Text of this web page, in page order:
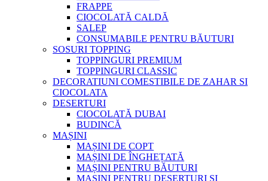
FRAPPE
CIOCOLATĂ CALDĂ
SALEP
CONSUMABILE PENTRU BĂUTURI
SOSURI TOPPING
TOPPINGURI PREMIUM
TOPPINGURI CLASSIC
DECORATIUNI COMESTIBILE DE ZAHAR SI
CIOCOLATA
DESERTURI
CIOCOLATĂ DUBAI
BUDINCĂ
MAȘINI
MAȘINI DE COPT
MAȘINI DE ÎNGHEȚATĂ
MAȘINI PENTRU BĂUTURI
MAȘINI PENTRU DESERTURI ȘI